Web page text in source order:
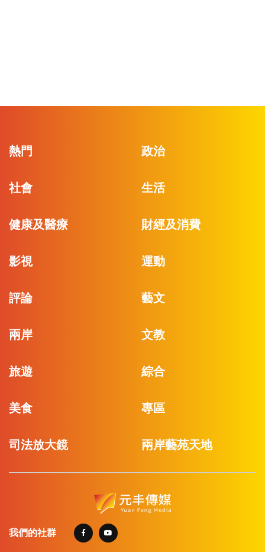
熱門 政治
社會 生活
健康及醫療 財經及消費
影視 運動
評論 藝文
兩岸 文教
旅遊 綜合
美食 專區
司法放大鏡 兩岸藝苑天地
我們的社群